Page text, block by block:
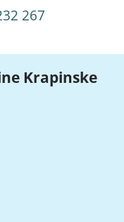
267
Krapinske